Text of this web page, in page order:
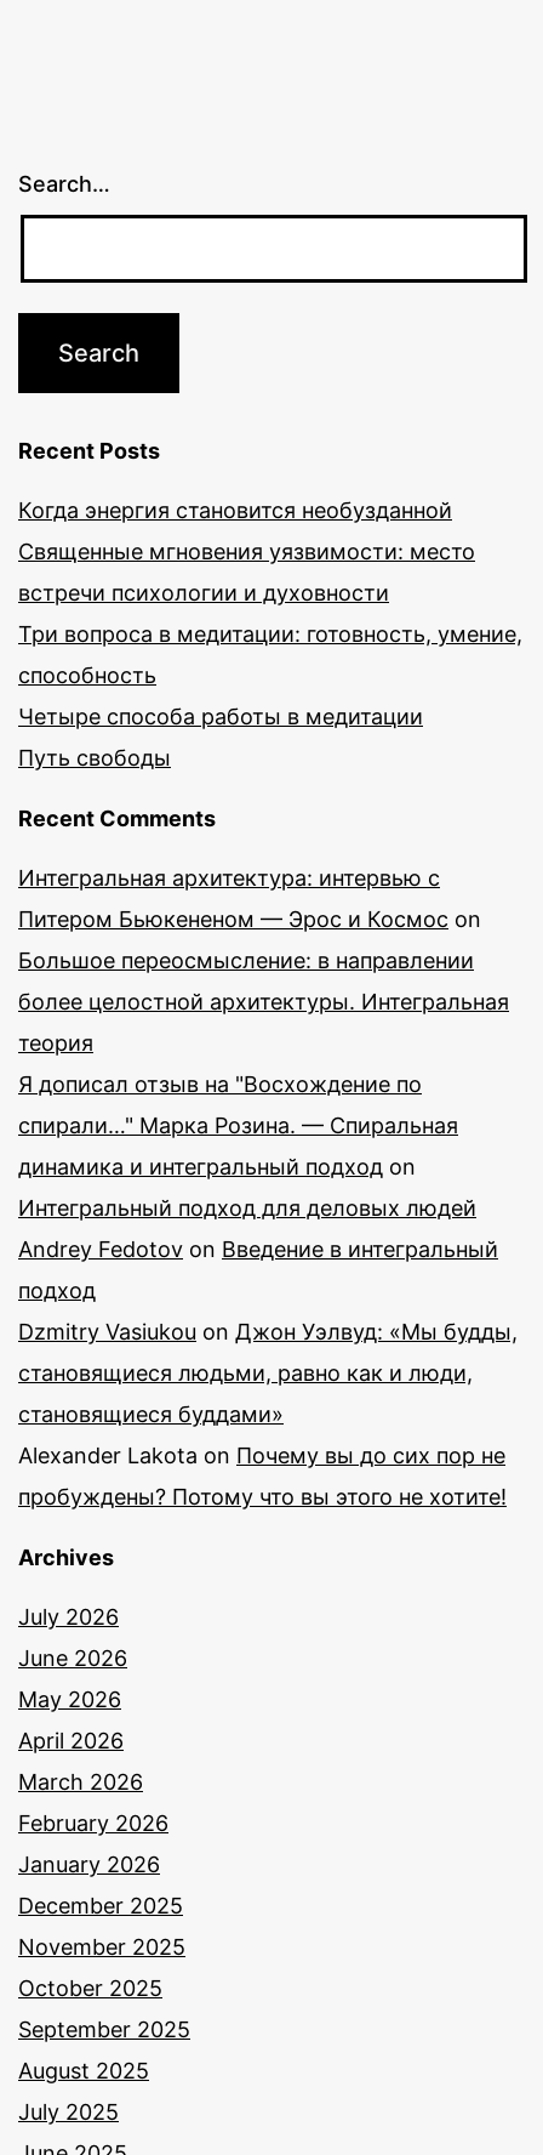
Search…
Recent Posts
Когда энергия становится необузданной
Священные мгновения уязвимости: место
встречи психологии и духовности
Три вопроса в медитации: готовность, умение,
способность
Четыре способа работы в медитации
Путь свободы
Recent Comments
Интегральная архитектура: интервью с
Питером Бьюкененом — Эрос и Космос on
Большое переосмысление: в направлении
более целостной архитектуры. Интегральная
теория
Я дописал отзыв на "Восхождение по
спирали…" Марка Розина. — Спиральная
динамика и интегральный подход on
Интегральный подход для деловых людей
Andrey Fedotov on Введение в интегральный
подход
Dzmitry Vasiukou on Джон Уэлвуд: «Мы будды,
становящиеся людьми, равно как и люди,
становящиеся буддами»
Alexander Lakota on Почему вы до сих пор не
пробуждены? Потому что вы этого не хотите!
Archives
July 2026
June 2026
May 2026
April 2026
March 2026
February 2026
January 2026
December 2025
November 2025
October 2025
September 2025
August 2025
July 2025